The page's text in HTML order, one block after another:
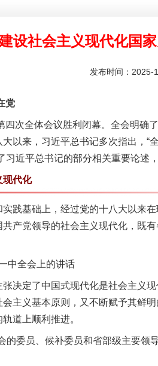
设社会主义现代化国
发布时间：2025-
党
全体会议胜利闭幕。全会明确了
以来，习近平总书记多次指出，“
近平总书记的部分相关重要论述
代化
基础上，经过党的十八大以来在
产党领导的社会主义现代化，既
全会上的讲话
定了中国式现代化是社会主义现
主义基本原则，又不断赋予其鲜
道上顺利推进。
员、候补委员和省部级主要领导